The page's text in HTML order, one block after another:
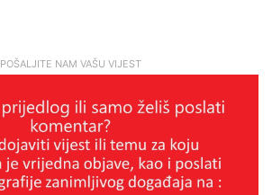
POŠALJITE NAM VAŠU VIJEST